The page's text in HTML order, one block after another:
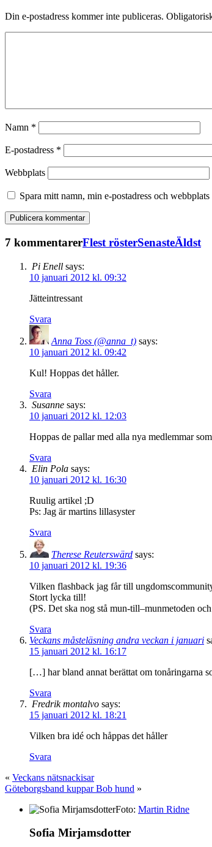
Din e-postadress kommer inte publiceras.
Namn *
E-postadress *
Webbplats
Spara mitt namn, min e-postadress och
7 kommentarerFlest rösterSenasteÄldst
Pi Enell says:
10 januari 2012 kl. 09:32
Jätteintressant
Svara
Anna Toss (@anna_t) says:
10 januari 2012 kl. 09:42
Kul! Hoppas det håller.
Svara
Susanne says:
10 januari 2012 kl. 12:03
Hoppas de pallar med alla nya medlemmar
Svara
Elin Pola says:
10 januari 2012 kl. 16:30
Ruulig artikel ;D
Ps: Jag är martins lillasyster
Svara
Therese Reuterswärd says:
10 januari 2012 kl. 19:36
Vilken flashback jag får till
Stort lycka till!
(PS. Det ska nog stå mun-till–munmetoden
Svara
Veckans måsteläsning andra veckan i januari
15 januari 2012 kl. 16:17
[…] har bland annat berättat om tonåringarna
Svara
Fredrik montalvo says:
15 januari 2012 kl. 18:21
Vilken bra idé och håppas det håller
Svara
« Veckans nätsnackisar
Göteborgsband kuppar Bob hund »
Foto: Martin Ridne
Sofia Mirjamsdotter